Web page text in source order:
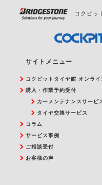
コクピッ
サイトメニュー
コクピットタイヤ館 オンライ
購入・作業予約受付
カーメンテナンスサービ
タイヤ交換サービス
コラム
サービス事例
ご相談受付
お客様の声